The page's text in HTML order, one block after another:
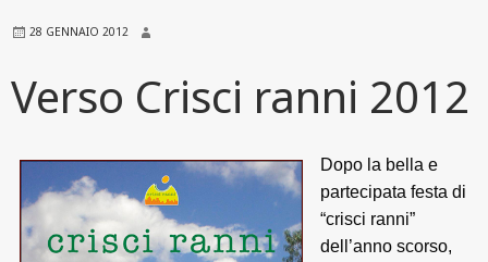
28 GENNAIO 2012
Verso Crisci ranni 2012
Dopo la bella e
partecipata festa di
“crisci ranni”
dell’anno scorso,